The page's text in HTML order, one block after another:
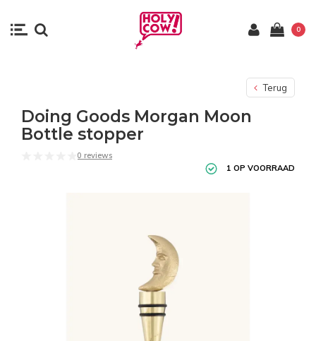
0
Terug
Doing Goods Morgan Moon
Bottle stopper
0 reviews
1 OP VOORRAAD